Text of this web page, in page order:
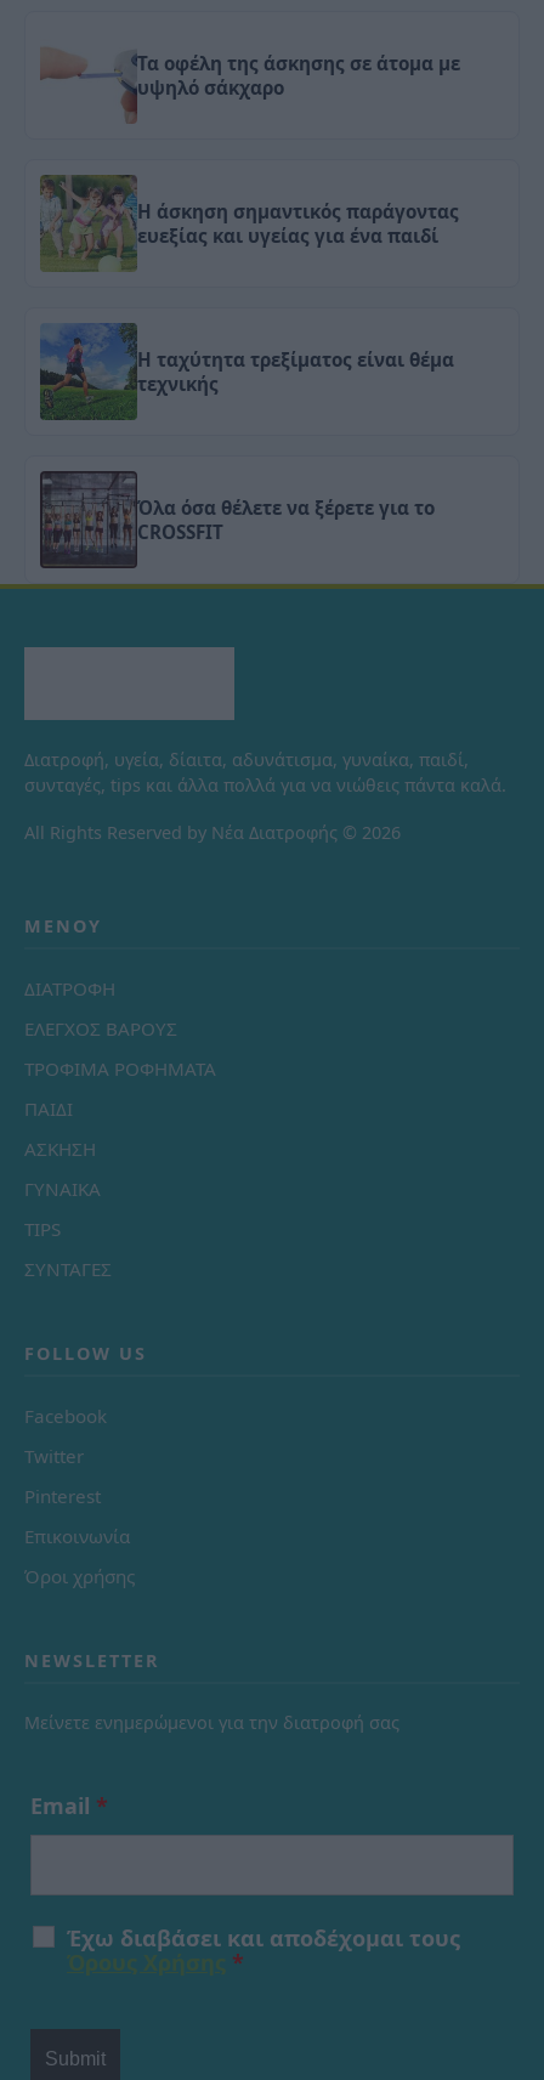
Τα οφέλη της άσκησης σε άτομα με
υψηλό σάκχαρο
Η άσκηση σημαντικός παράγοντας
ευεξίας και υγείας για ένα παιδί
Η ταχύτητα τρεξίματος είναι θέμα
τεχνικής
Όλα όσα θέλετε να ξέρετε για το
CROSSFIT
Διατροφή, υγεία, δίαιτα, αδυνάτισμα, γυναίκα, παιδί,
συνταγές, tips και άλλα πολλά για να νιώθεις πάντα καλά.
All Rights Reserved by Νέα Διατροφής © 2026
ΜΕΝΟΎ
ΔΙΑΤΡΟΦΗ
ΕΛΕΓΧΟΣ ΒΑΡΟΥΣ
ΤΡΟΦΙΜΑ ΡΟΦΗΜΑΤΑ
ΠΑΙΔΙ
ΑΣΚΗΣΗ
ΓΥΝΑΙΚΑ
TIPS
ΣΥΝΤΑΓΕΣ
FOLLOW US
Facebook
Twitter
Pinterest
Επικοινωνία
Όροι χρήσης
NEWSLETTER
Μείνετε ενημερώμενοι για την διατροφή σας
Email *
Έχω διαβάσει και αποδέχομαι τους
*